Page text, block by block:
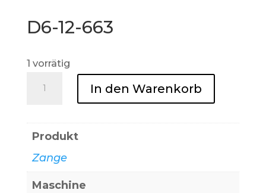
D6-12-663
1 vorrätig
Menge
In den Warenkorb
Produkt
Zange
Maschine